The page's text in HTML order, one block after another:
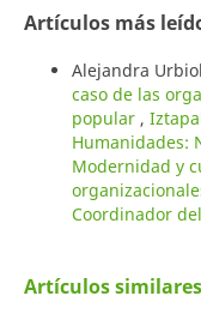
Artículos más
Alejandra
caso de las
popular ,
Humanidades:
Modernidad y
Coordinador
Artículos similares